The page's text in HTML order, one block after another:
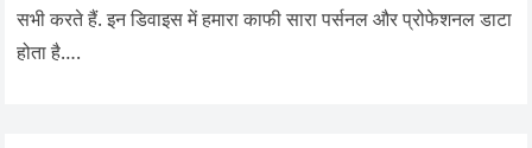
सभी करते हैं. इन डिवाइस में हमारा काफी सारा पर्सनल और प्रोफेशनल डाटा
होता है….